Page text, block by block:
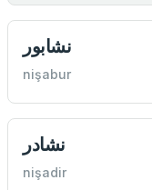
نشابور
nişabur
نشادر
nişadir